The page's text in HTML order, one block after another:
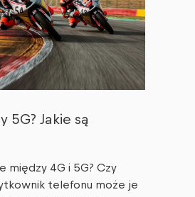
5G? Jakie są
między 4G i 5G? Czy
telefonu może je